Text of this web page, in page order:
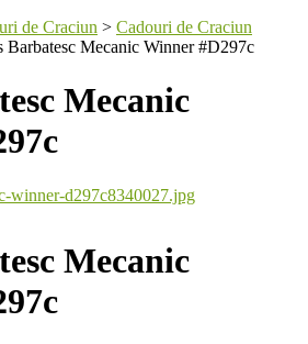
de Craciun > Cadouri de Craciun
Barbatesc Mecanic Winner #D297c
Mecanic
Mecanic